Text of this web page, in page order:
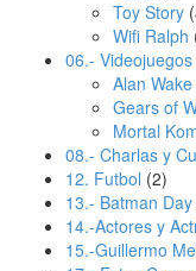
Toy Story
Wifi Ralph
06.- Videojuegos
Alan Wake
Gears of
Mortal
08.- Charlas y
12. Futbol (2)
13.- Batman
14.-Actores y
15.-Guillermo